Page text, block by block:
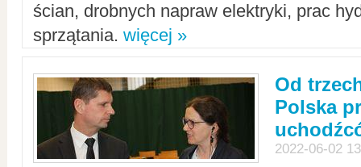
ścian, drobnych napraw elektryki, prac
sprzątania. więcej »
Od
Polska
2022-06-02